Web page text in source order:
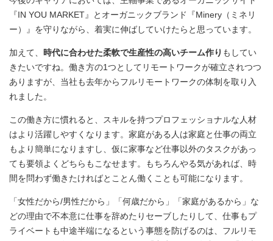
『IN YOU MARKET』とオーガニックブランド『Minery（ミネリ
ー）』を守りながら、着実に伸ばしていけたらと思っています。
加えて、 時代に合わせた柔軟で生産性の高いチーム作り もしてい
きたいですね。働き方の1つとしてリモートワークが確立されつつ
ありますが、当社も去年からフルリモートワークの体制を取り入
れました。
この働き方に慣れると、スキルを持つプロフェッショナルな人材
はより活躍しやすくなります。家庭がある人は家庭と仕事の両立
もより簡単になりますし、仮に家事など仕事以外のタスクがあっ
ても要領よくどちらもこなせます。もちろんやる気があれば、時
間を問わず働きたければとことん働くことも可能になります。
「女性だから/男性だから」「何歳だから」「家庭があるから」な
どの理由で不本意に仕事を辞めたりセーブしたりして、仕事もプ
ライベートも中途半端になるという事態を防げるのは、フルリモ